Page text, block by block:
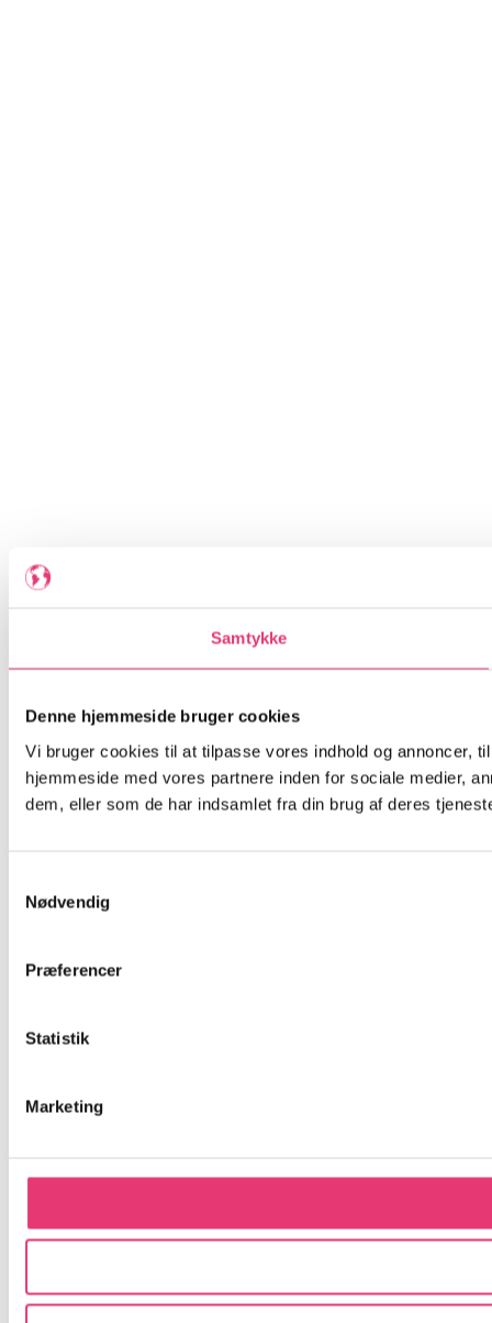
Samtykke
Denne hjemmeside bruger cookies
Vi bruger cookies til at tilpasse vores indhold og annoncer,
hjemmeside med vores partnere inden for sociale medier,
dem, eller som de har indsamlet fra din brug af deres
Nødvendig
Præferencer
Statistik
Marketing